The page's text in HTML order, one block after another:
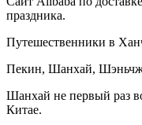
праздника.
Путешественники в
Пекин, Шанхай,
Шанхай не первый раз
Китае.